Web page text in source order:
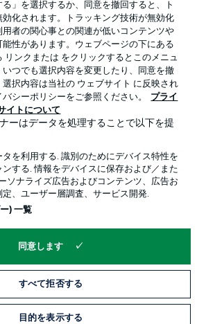
リシー 優先設定を管理する
放送局
選手
Bundesliga-Gruppe GmbH
をお選びください
Mode
」を選択するか、同意を撤回すると、ト
効化されます。トラッキング技術が無効化
用者の関心事との関連が低いコンテンツや
性があります。ウェブページの下にある
リンクまたは をクリックするとこのメニュ
いつでも選択内容を変更したり、同意を撤
選択内容は当社の ウェブサイト に反映され
シーポリシーをご参照ください。
プライ
イトについて
ーはデータを処理することで以下を提
タを利用する. 識別のためにデバイス特性を
する. 情報をデバイスに保存および／また
ソナライズ広告およびコンテンツ、広告お
、ユーザー層調査、サービス開発.
) 一覧
同意します
すべて拒否する
目的を表示する